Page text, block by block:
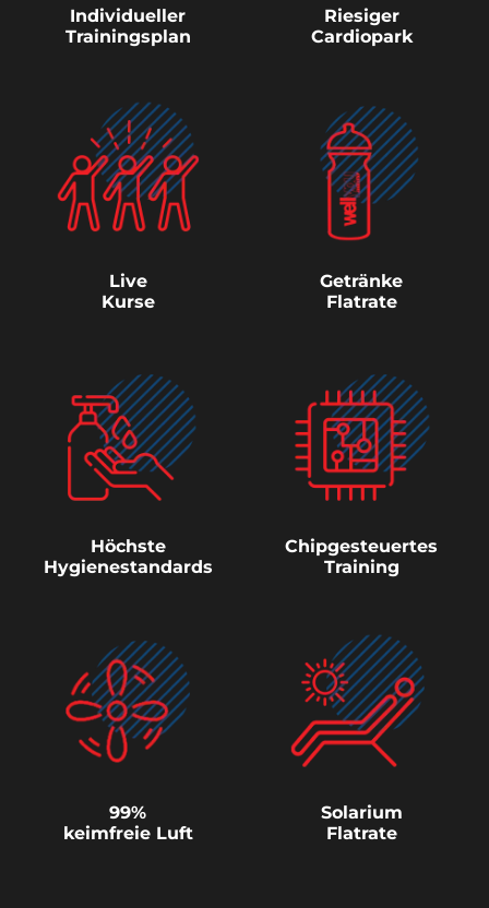
Individueller
Trainingsplan
Riesiger
Cardiopark
Live
Kurse
Getränke
Flatrate
Höchste
Hygienestandards
Chipgesteuertes
Training
99%
keimfreie Luft
Solarium
Flatrate